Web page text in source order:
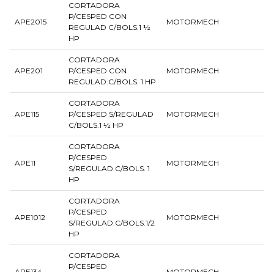
APE2015
CORTADORA
P/CESPED CON
REGULAD C/BOLS.1 ½
HP
MOTORMECH
APE201
CORTADORA
P/CESPED CON
REGULAD.C/BOLS. 1 HP
MOTORMECH
APE115
CORTADORA
P/CESPED S/REGULAD
C/BOLS.1 ½ HP
MOTORMECH
APE11
CORTADORA
P/CESPED
S/REGULAD.C/BOLS. 1
HP
MOTORMECH
APE1012
CORTADORA
P/CESPED
S/REGULAD.C/BOLS.1/2
HP
MOTORMECH
CORTADORA
P/CESPED